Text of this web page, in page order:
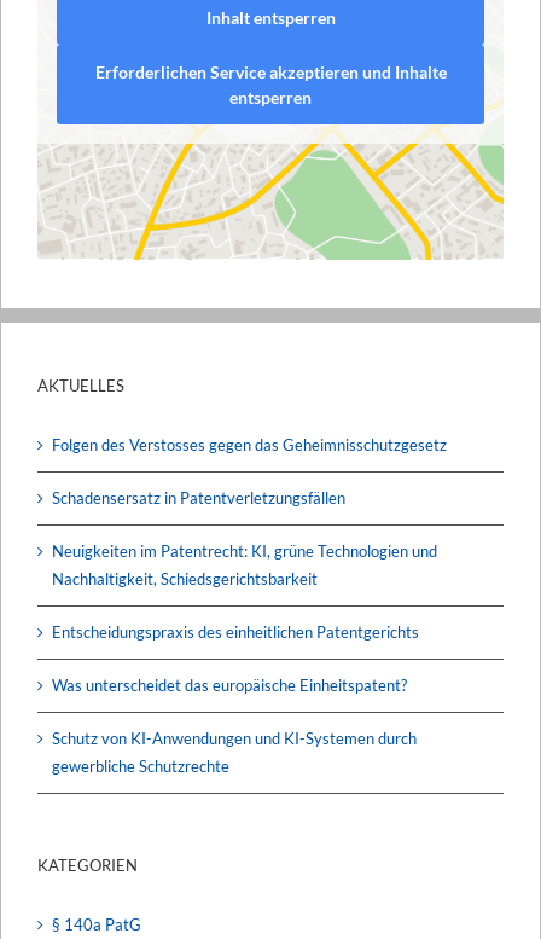
Inhalt entsperren
Erforderlichen Service akzeptieren und Inhalte
entsperren
AKTUELLES
Folgen des Verstosses gegen das Geheimnisschutzgesetz
Schadensersatz in Patentverletzungsfällen
Neuigkeiten im Patentrecht: KI, grüne Technologien und
Nachhaltigkeit, Schiedsgerichtsbarkeit
Entscheidungspraxis des einheitlichen Patentgerichts
Was unterscheidet das europäische Einheitspatent?
Schutz von KI-Anwendungen und KI-Systemen durch
gewerbliche Schutzrechte
KATEGORIEN
§ 140a PatG